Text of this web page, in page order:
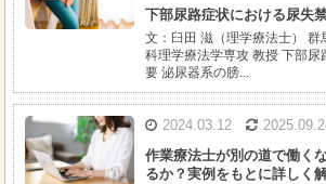
下部尿路症状における尿失
文：臼田 滋（理学療法士） 群
科理学療法学専攻 教授 下部尿
要 泌尿器系の膀...
2024.03.12
作業療法士が別の道で働く
るか？実例をもとに詳しく